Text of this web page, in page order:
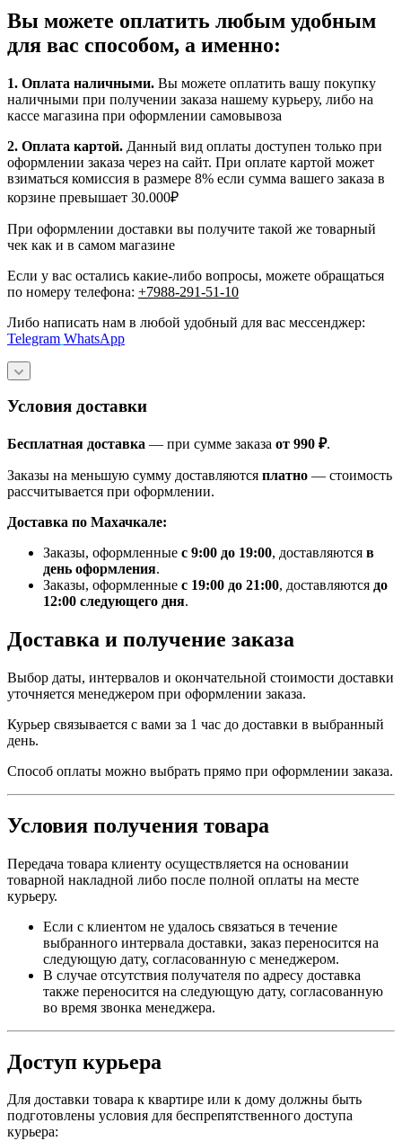
Вы можете оплатить любым удобным
для вас способом, а именно:
1. Оплата наличными. Вы можете оплатить вашу покупку
наличными при получении заказа нашему курьеру, либо на
кассе магазина при оформлении самовывоза
2. Оплата картой. Данный вид оплаты доступен только при
оформлении заказа через на сайт. При оплате картой может
взиматься комиссия в размере 8% если сумма вашего заказа в
корзине превышает 30.000₽
При оформлении доставки вы получите такой же товарный
чек как и в самом магазине
Если у вас остались какие-либо вопросы, можете обращаться
по номеру телефона: +7988-291-51-10
Либо написать нам в любой удобный для вас мессенджер:
Telegram WhatsApp
Условия доставки
Бесплатная доставка — при сумме заказа от 990 ₽.
Заказы на меньшую сумму доставляются платно — стоимость
рассчитывается при оформлении.
Доставка по Махачкале:
Заказы, оформленные с 9:00 до 19:00, доставляются в
день оформления.
Заказы, оформленные с 19:00 до 21:00, доставляются до
12:00 следующего дня.
Доставка и получение заказа
Выбор даты, интервалов и окончательной стоимости доставки
уточняется менеджером при оформлении заказа.
Курьер связывается с вами за 1 час до доставки в выбранный
день.
Способ оплаты можно выбрать прямо при оформлении заказа.
Условия получения товара
Передача товара клиенту осуществляется на основании
товарной накладной либо после полной оплаты на месте
курьеру.
Если с клиентом не удалось связаться в течение
выбранного интервала доставки, заказ переносится на
следующую дату, согласованную с менеджером.
В случае отсутствия получателя по адресу доставка
также переносится на следующую дату, согласованную
во время звонка менеджера.
Доступ курьера
Для доставки товара к квартире или к дому должны быть
подготовлены условия для беспрепятственного доступа
курьера: